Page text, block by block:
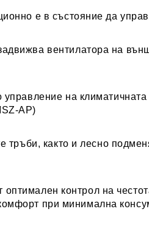
е в състояние да
вентилатора на
управление на
AP)
тръби, както и лесно
контрол на
при минимална